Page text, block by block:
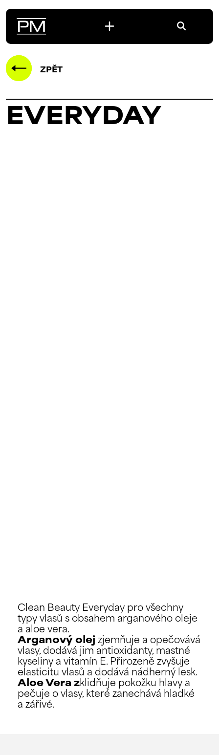
ZPĚT
EVERYDAY
Clean Beauty Everyday pro všechny
typy vlasů s obsahem arganového oleje
a aloe vera.
Arganový olej zjemňuje a opečovává
vlasy, dodává jim antioxidanty, mastné
kyseliny a vitamín E. Přirozeně zvyšuje
elasticitu vlasů a dodává nádherný lesk.
Aloe Vera zklidňuje pokožku hlavy a
pečuje o vlasy, které zanechává hladké
a zářivé.